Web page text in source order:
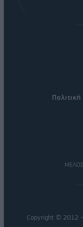
Copyright © 2012